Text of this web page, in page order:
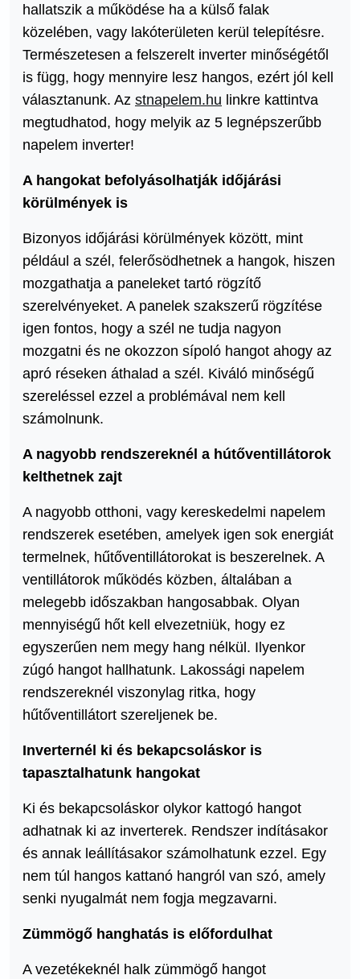
hallatszik a működése ha a külső falak
közelében, vagy lakóterületen kerül telepítésre.
Természetesen a felszerelt inverter minőségétől
is függ, hogy mennyire lesz hangos, ezért jól kell
választanunk. Az stnapelem.hu linkre kattintva
megtudhatod, hogy melyik az 5 legnépszerűbb
napelem inverter!
A hangokat befolyásolhatják időjárási
körülmények is
Bizonyos időjárási körülmények között, mint
például a szél, felerősödhetnek a hangok, hiszen
mozgathatja a paneleket tartó rögzítő
szerelvényeket. A panelek szakszerű rögzítése
igen fontos, hogy a szél ne tudja nagyon
mozgatni és ne okozzon sípoló hangot ahogy az
apró réseken áthalad a szél. Kiváló minőségű
szereléssel ezzel a problémával nem kell
számolnunk.
A nagyobb rendszereknél a hútőventillátorok
kelthetnek zajt
A nagyobb otthoni, vagy kereskedelmi napelem
rendszerek esetében, amelyek igen sok energiát
termelnek, hűtőventillátorokat is beszerelnek. A
ventillátorok működés közben, általában a
melegebb időszakban hangosabbak. Olyan
mennyiségű hőt kell elvezetniük, hogy ez
egyszerűen nem megy hang nélkül. Ilyenkor
zúgó hangot hallhatunk. Lakossági napelem
rendszereknél viszonylag ritka, hogy
hűtőventillátort szereljenek be.
Inverternél ki és bekapcsoláskor is
tapasztalhatunk hangokat
Ki és bekapcsoláskor olykor kattogó hangot
adhatnak ki az inverterek. Rendszer indításakor
és annak leállításakor számolhatunk ezzel. Egy
nem túl hangos kattanó hangról van szó, amely
senki nyugalmát nem fogja megzavarni.
Zümmögő hanghatás is előfordulhat
A vezetékeknél halk zümmögő hangot